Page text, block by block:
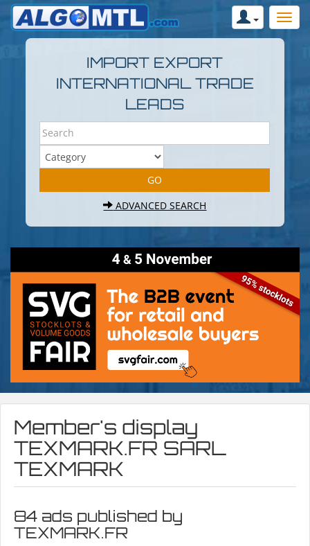
IMPORT EXPORT
INTERNATIONAL TRADE
LEADS
ADVANCED SEARCH
Member's display
TEXMARK.FR SARL
TEXMARK
84 ads published by
TEXMARK.FR